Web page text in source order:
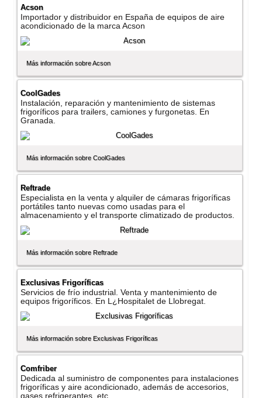
Acson
Importador y distribuidor en España de equipos de aire
acondicionado de la marca Acson
Más información sobre Acson
CoolGades
Instalación, reparación y mantenimiento de sistemas
frigorí­ficos para trailers, camiones y furgonetas. En
Granada.
Más información sobre CoolGades
Reftrade
Especialista en la venta y alquiler de cámaras frigorí­ficas
portátiles tanto nuevas como usadas para el
almacenamiento y el transporte climatizado de productos.
Más información sobre Reftrade
Exclusivas Frigorí­ficas
Servicios de frí­o industrial. Venta y mantenimiento de
equipos frigorí­ficos. En L¿Hospitalet de Llobregat.
Más información sobre Exclusivas Frigorí­ficas
Comfriber
Dedicada al suministro de componentes para instalaciones
frigorí­ficas y aire acondicionado, además de accesorios,
gases refrigerantes, etc.